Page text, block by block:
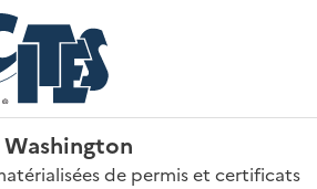
de permis et certificats